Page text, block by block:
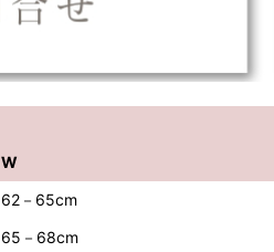
W
62－65cm
65－68cm